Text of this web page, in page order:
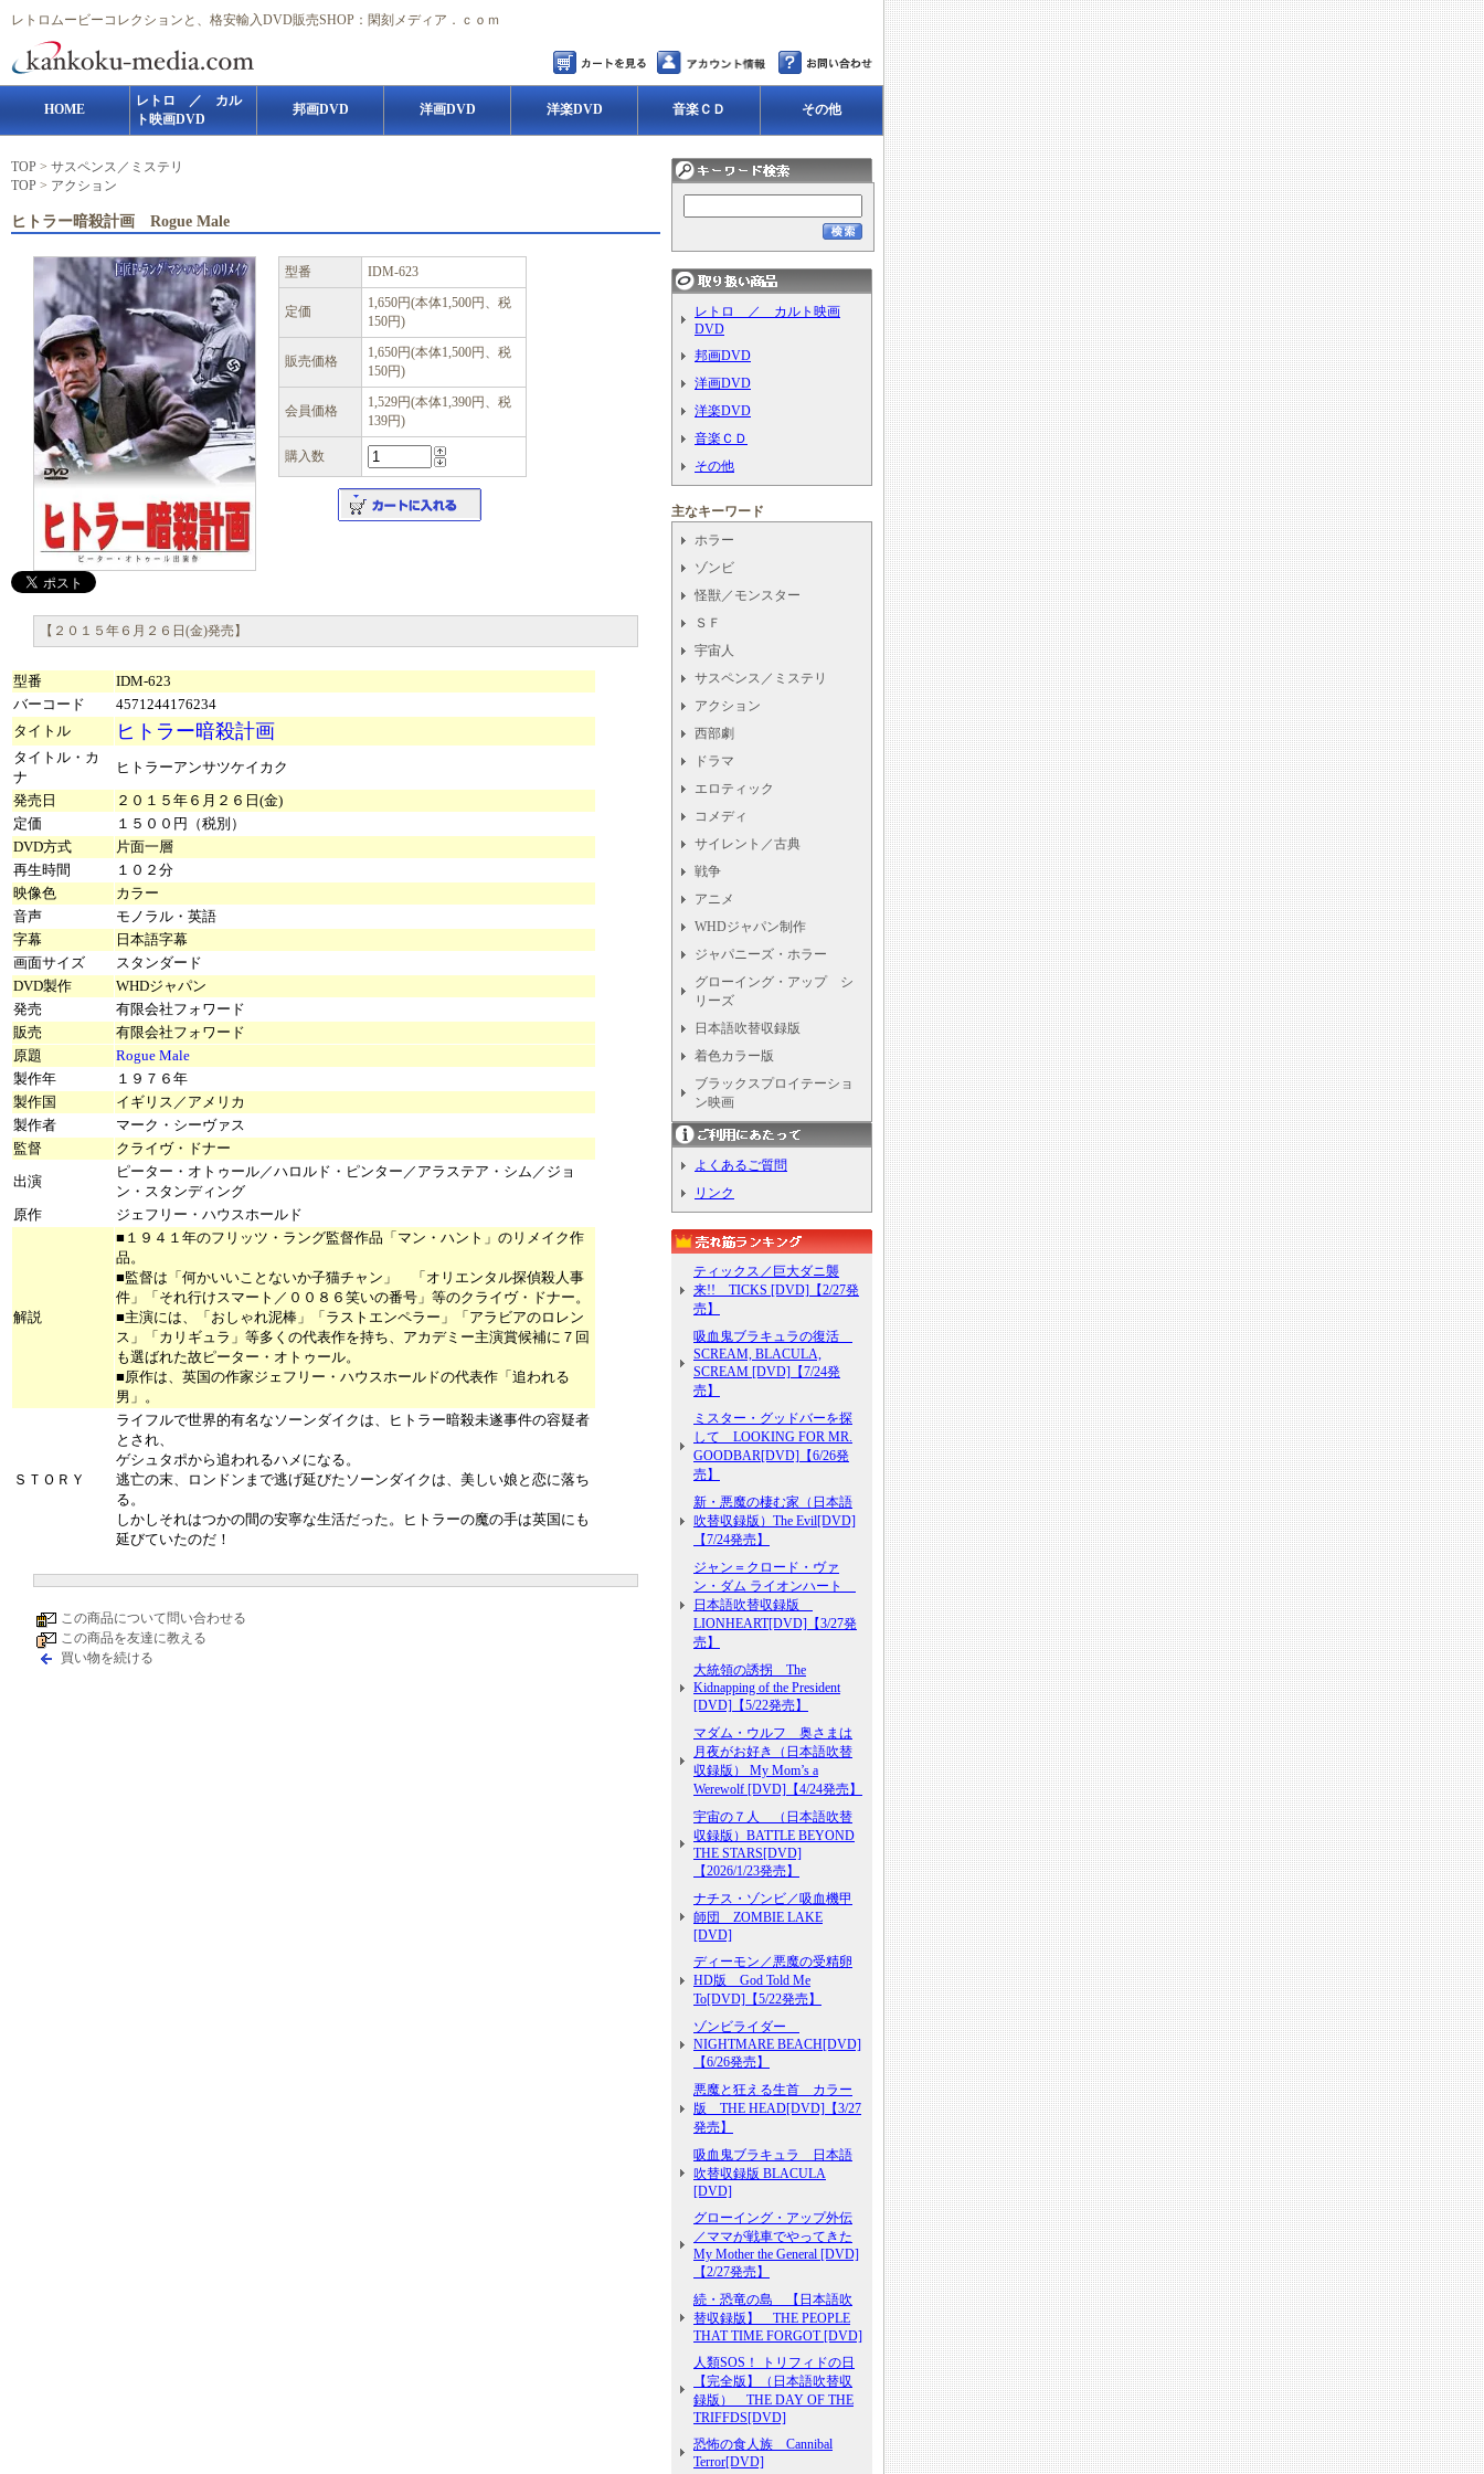
レトロムービーコレクションと、格安輸入DVD販売SHOP：閑刻メディア．ｃｏｍ
HOME
レトロ ／ カル
ト映画DVD
邦画DVD 洋画DVD 洋楽DVD 音楽ＣＤ その他
TOP > サスペンス／ミステリ
TOP > アクション
ヒトラー暗殺計画 Rogue Male
型番 IDM-623
定価
1,650円(本体1,500円、税
150円)
販売価格
1,650円(本体1,500円、税
150円)
会員価格
1,529円(本体1,390円、税
139円)
購入数
【２０１５年６月２６日(金)発売】
型番
IDM-623
バーコード
4571244176234
タイトル
ヒトラー暗殺計画
タイトル・カ
ナ
ヒトラーアンサツケイカク
発売日
２０１５年６月２６日(金)
定価
１５００円（税別）
DVD方式
片面一層
再生時間
１０２分
映像色
カラー
音声
モノラル・英語
字幕
日本語字幕
画面サイズ
スタンダード
DVD製作
WHDジャパン
発売
有限会社フォワード
販売
有限会社フォワード
原題
Rogue Male
製作年
１９７６年
製作国
イギリス／アメリカ
製作者
マーク・シーヴァス
監督
クライヴ・ドナー
出演
ピーター・オトゥール／ハロルド・ピンター／アラステア・シム／ジョ
ン・スタンディング
原作
ジェフリー・ハウスホールド
解説
■１９４１年のフリッツ・ラング監督作品「マン・ハント」のリメイク作
品。
■監督は「何かいいことないか子猫チャン」 「オリエンタル探偵殺人事
件」「それ行けスマート／００８６笑いの番号」等のクライヴ・ドナー。
■主演には、「おしゃれ泥棒」「ラストエンペラー」「アラビアのロレン
ス」「カリギュラ」等多くの代表作を持ち、アカデミー主演賞候補に７回
も選ばれた故ピーター・オトゥール。
■原作は、英国の作家ジェフリー・ハウスホールドの代表作「追われる
男」。
ＳＴＯＲＹ
ライフルで世界的有名なソーンダイクは、ヒトラー暗殺未遂事件の容疑者
とされ、
ゲシュタポから追われるハメになる。
逃亡の末、ロンドンまで逃げ延びたソーンダイクは、美しい娘と恋に落ち
る。
しかしそれはつかの間の安寧な生活だった。ヒトラーの魔の手は英国にも
延びていたのだ！
この商品について問い合わせる
この商品を友達に教える
買い物を続ける
レトロ ／ カルト映画
DVD
邦画DVD
洋画DVD
洋楽DVD
音楽ＣＤ
その他
主なキーワード
ホラー
ゾンビ
怪獣／モンスター
ＳＦ
宇宙人
サスペンス／ミステリ
アクション
西部劇
ドラマ
エロティック
コメディ
サイレント／古典
戦争
アニメ
WHDジャパン制作
ジャパニーズ・ホラー
グローイング・アップ シ
リーズ
日本語吹替収録版
着色カラー版
ブラックスプロイテーショ
ン映画
よくあるご質問
リンク
ティックス／巨大ダニ襲
来!! TICKS [DVD]【2/27発
売】
吸血鬼ブラキュラの復活
SCREAM, BLACULA,
SCREAM [DVD]【7/24発
売】
ミスター・グッドバーを探
して LOOKING FOR MR.
GOODBAR[DVD]【6/26発
売】
新・悪魔の棲む家（日本語
吹替収録版）The Evil[DVD]
【7/24発売】
ジャン＝クロード・ヴァ
ン・ダム ライオンハート
日本語吹替収録版
LIONHEART[DVD]【3/27発
売】
大統領の誘拐 The
Kidnapping of the President
[DVD]【5/22発売】
マダム・ウルフ 奥さまは
月夜がお好き（日本語吹替
収録版） My Mom’s a
Werewolf [DVD]【4/24発売】
宇宙の７人 （日本語吹替
収録版）BATTLE BEYOND
THE STARS[DVD]
【2026/1/23発売】
ナチス・ゾンビ／吸血機甲
師団 ZOMBIE LAKE
[DVD]
ディーモン／悪魔の受精卵
HD版 God Told Me
To[DVD]【5/22発売】
ゾンビライダー
NIGHTMARE BEACH[DVD]
【6/26発売】
悪魔と狂える生首 カラー
版 THE HEAD[DVD]【3/27
発売】
吸血鬼ブラキュラ 日本語
吹替収録版 BLACULA
[DVD]
グローイング・アップ外伝
／ママが戦車でやってきた
My Mother the General [DVD]
【2/27発売】
続・恐竜の島 【日本語吹
替収録版】 THE PEOPLE
THAT TIME FORGOT [DVD]
人類SOS！ トリフィドの日
【完全版】（日本語吹替収
録版） THE DAY OF THE
TRIFFDS[DVD]
恐怖の食人族 Cannibal
Terror[DVD]